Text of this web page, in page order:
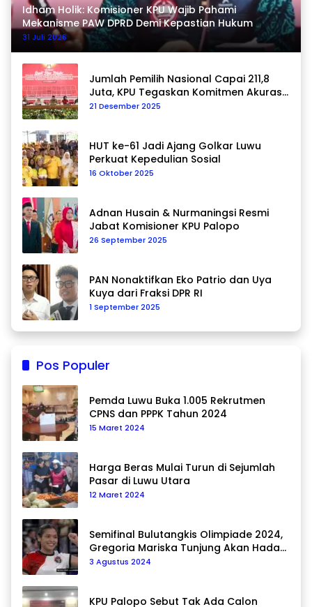
Idham Holik: Komisioner KPU Wajib Pahami
Mekanisme PAW DPRD Demi Kepastian Hukum
31 Juli 2026
Jumlah Pemilih Nasional Capai 211,8
Juta, KPU Tegaskan Komitmen Akurasi
Data Berkelanjutan
21 Desember 2025
HUT ke-61 Jadi Ajang Golkar Luwu
Perkuat Kepedulian Sosial
16 Oktober 2025
Adnan Husain & Nurmaningsi Resmi
Jabat Komisioner KPU Palopo
26 September 2025
PAN Nonaktifkan Eko Patrio dan Uya
Kuya dari Fraksi DPR RI
1 September 2025
Pos Populer
Pemda Luwu Buka 1.005 Rekrutmen
CPNS dan PPPK Tahun 2024
15 Maret 2024
Harga Beras Mulai Turun di Sejumlah
Pasar di Luwu Utara
12 Maret 2024
Semifinal Bulutangkis Olimpiade 2024,
Gregoria Mariska Tunjung Akan Hadapi
Pemain Asal Korea Selatan
3 Agustus 2024
KPU Palopo Sebut Tak Ada Calon